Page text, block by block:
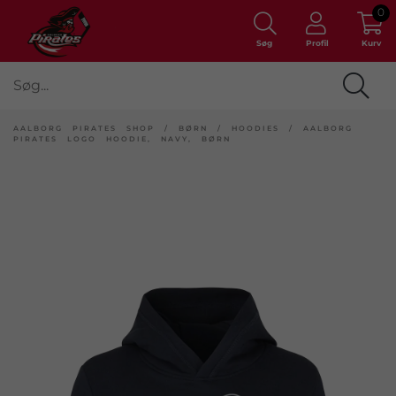
Søg Profil Kurv
0
AALBORG PIRATES SHOP / BØRN / HOODIES / AALBORG
PIRATES LOGO HOODIE, NAVY, BØRN